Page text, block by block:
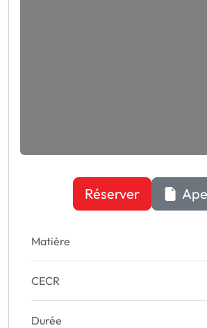
Réserver
Matière
CECR
Durée